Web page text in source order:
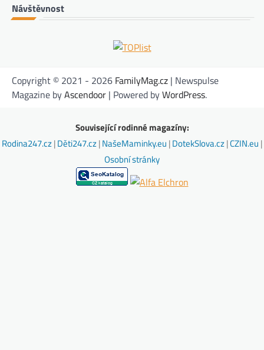
Návštěvnost
Copyright © 2021 - 2026 FamilyMag.cz | Newspulse
Magazine byAscendoor | Powered byWordPress.
Související rodinné magazíny:
Rodina247.cz|Děti247.cz|NašeMaminky.eu |DotekSlova.cz|CZIN.eu |
Osobní stránky